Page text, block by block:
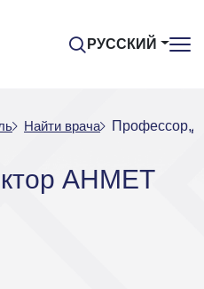
РУССКИЙ
Найти врача
AHMET